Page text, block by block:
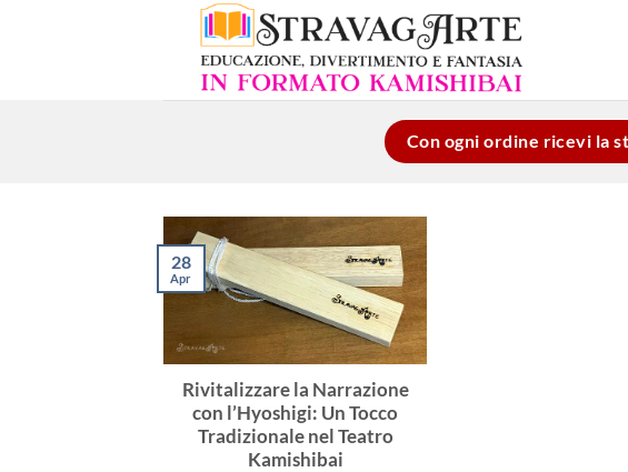
Con ogni ordine ricevi la
Rivitalizzare la Narrazione
con l’Hyoshigi: Un Tocco
Tradizionale nel Teatro
Kamishibai
28
Apr